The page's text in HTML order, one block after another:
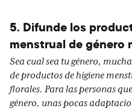
5. Difunde los
menstrual de género
Sea cual sea tu género,
de productos de higiene
florales. Para las personas
género, unas pocas